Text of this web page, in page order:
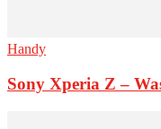
Handy
Sony Xperia Z –